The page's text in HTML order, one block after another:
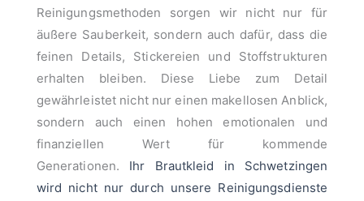
Reinigungsmethoden sorgen wir nicht nur für
äußere Sauberkeit, sondern auch dafür, dass die
feinen Details, Stickereien und Stoffstrukturen
erhalten bleiben. Diese Liebe zum Detail
gewährleistet nicht nur einen makellosen Anblick,
sondern auch einen hohen emotionalen und
finanziellen Wert für kommende
Generationen. Ihr Brautkleid in Schwetzingen
wird nicht nur durch unsere Reinigungsdienste